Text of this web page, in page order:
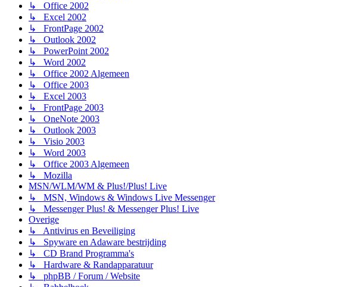
↳ Office 2002
↳ Excel 2002
↳ FrontPage 2002
↳ Outlook 2002
↳ PowerPoint 2002
↳ Word 2002
↳ Office 2002 Algemeen
↳ Office 2003
↳ Excel 2003
↳ FrontPage 2003
↳ OneNote 2003
↳ Outlook 2003
↳ Visio 2003
↳ Word 2003
↳ Office 2003 Algemeen
↳ Mozilla
MSN/WLM/WM & Plus!/Plus! Live
↳ MSN, Windows & Windows Live Messenger
↳ Messenger Plus! & Messenger Plus! Live
Overige
↳ Antivirus en Beveiliging
↳ Spyware en Adaware bestrijding
↳ CD Brand Programma's
↳ Hardware & Randapparatuur
↳ phpBB / Forum / Website